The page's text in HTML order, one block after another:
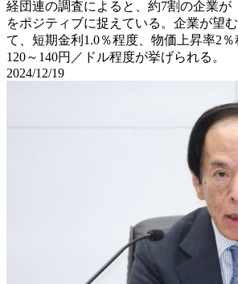
経団連の調査によると、約7割の企業が
をポジティブに捉えている。企業が望
て、短期金利1.0％程度、物価上昇率2
120～140円／ドル程度が挙げられる。
2024/12/19